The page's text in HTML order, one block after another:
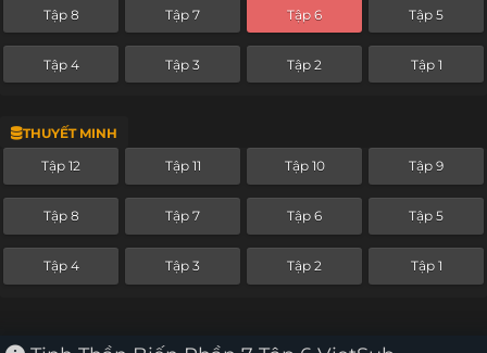
Tập 8 Tập 7 Tập 6 Tập 5
Tập 4 Tập 3 Tập 2 Tập 1
THUYẾT MINH
Tập 12 Tập 11 Tập 10 Tập 9
Tập 8 Tập 7 Tập 6 Tập 5
Tập 4 Tập 3 Tập 2 Tập 1